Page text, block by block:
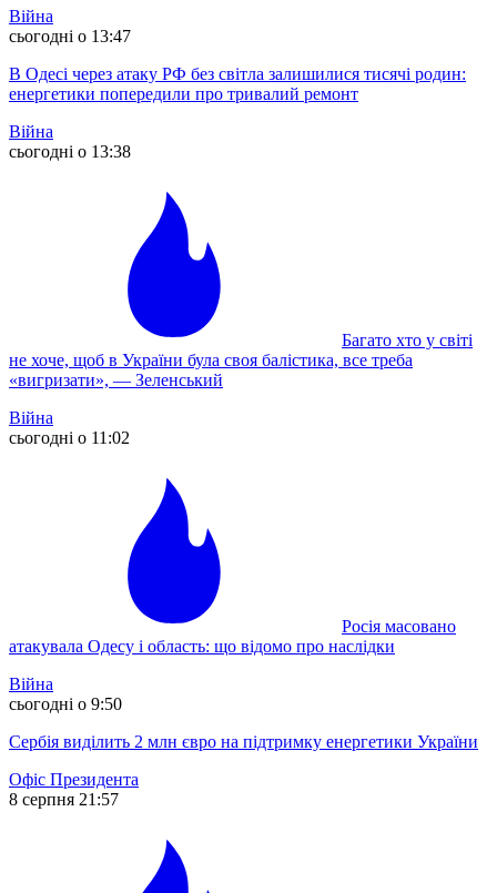
Війна
сьогодні о 13:47
В Одесі через атаку РФ без світла залишилися тисячі родин:
енергетики попередили про тривалий ремонт
Війна
сьогодні о 13:38
Багато хто у світі
не хоче, щоб в України була своя балістика, все треба
«вигризати», — Зеленський
Війна
сьогодні о 11:02
Росія масовано
атакувала Одесу і область: що відомо про наслідки
Війна
сьогодні о 9:50
Сербія виділить 2 млн євро на підтримку енергетики України
Офіс Президента
8 серпня 21:57